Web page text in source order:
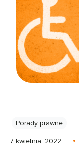
Porady prawne
7 kwietnia, 2022